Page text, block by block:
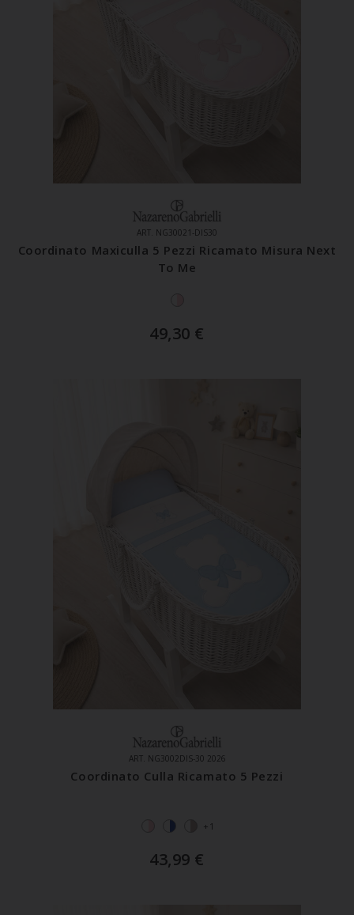
ART. NG30021-DIS30
Coordinato Maxiculla 5 Pezzi Ricamato Misura Next
To Me
49,30 €
ART. NG3002DIS-30 2026
Coordinato Culla Ricamato 5 Pezzi
+1
43,99 €